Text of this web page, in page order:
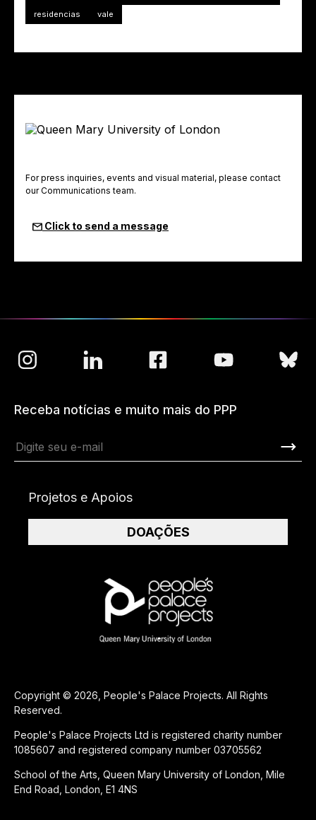
residencias
vale
For press inquiries, events and visual material, please contact
our Communications team.
Click to send a message
Copyright © 2026, People's Palace Projects. All Rights
Reserved.
People's Palace Projects Ltd is registered charity number
1085607 and registered company number 03705562
School of the Arts, Queen Mary University of London, Mile
End Road, London, E1 4NS
Receba notícias e muito mais do PPP
Projetos e Apoios
DOAÇÕES